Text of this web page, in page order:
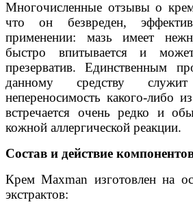
Многочисленные отзывы о
что он безвреден,
применении: мазь имеет
быстро впитывается и
презерватив. Единственным
данному средству служит
непереносимость какого-либо
встречается очень редко и
кожной аллергической реакции.
Состав и действие
Крем Мaxman изготовлен на
экстрактов: